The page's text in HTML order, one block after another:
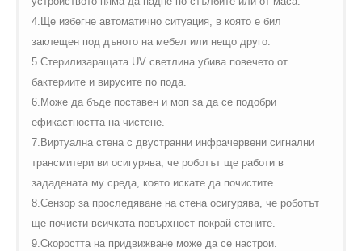
4.Ще избегне автоматично ситуация, в която е бил
заклещен под дъното на мебел или нещо друго.
5.Стерилизаращата UVсветлина убива повечето от
бактериите и вирусите по пода.
6.Може да бъде поставен и моп за да се подобри
ефикастността на чистене.
7.Виртуална стена с двустранни инфрачервени сигнални
трансмитери ви осигурява, че роботът ще работи в
зададената му среда, която искате да почистите.
8.Сензор за проследяване на стена осигурява, че роботът
ще почисти всичката повърхност покрай стените.
9.Скоростта на придвижване може да се настрои.